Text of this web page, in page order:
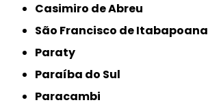
Casimiro de Abreu
São Francisco de Itabapoana
Paraty
Paraíba do Sul
Paracambi